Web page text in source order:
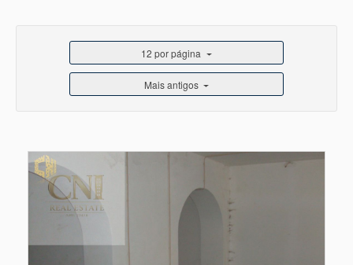
12 por página
Mais antigos